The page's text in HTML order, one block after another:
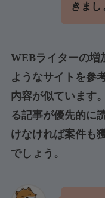
きまし
WEBライターの増
ようなサイトを参
内容が似ています
る記事が優先的に
けなければ案件も
でしょう。